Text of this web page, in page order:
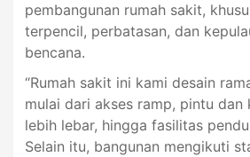
pembangunan rumah sakit,
terpencil, perbatasan, dan
bencana.
“Rumah sakit ini kami desain
mulai dari akses ramp, pintu dan
lebih lebar, hingga fasilitas
Selain itu, bangunan mengikuti